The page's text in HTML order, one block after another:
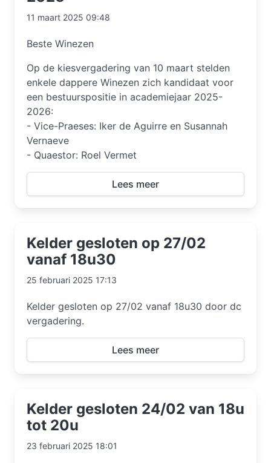
11 maart 2025 09:48
Beste Winezen
Op de kiesvergadering van 10 maart stelden
enkele dappere Winezen zich kandidaat voor
een bestuurspositie in academiejaar 2025-
2026:
- Vice-Praeses: Iker de Aguirre en Susannah
Vernaeve
- Quaestor: Roel Vermet
Lees meer
Kelder gesloten op 27/02
vanaf 18u30
25 februari 2025 17:13
Kelder gesloten op 27/02 vanaf 18u30 door dc
vergadering.
Lees meer
Kelder gesloten 24/02 van 18u
tot 20u
23 februari 2025 18:01